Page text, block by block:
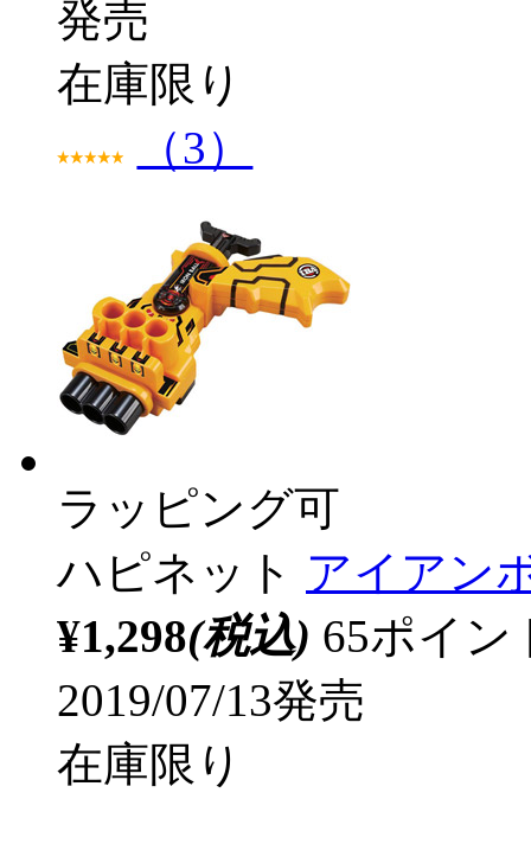
発売
在庫限り
（3）
ラッピング可
ハピネット アイアン
¥1,298(税込) 65ポイ
2019/07/13発売
在庫限り